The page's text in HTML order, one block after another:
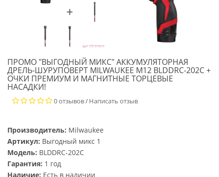
ПРОМО "ВЫГОДНЫЙ МИКС" АККУМУЛЯТОРНАЯ
ДРЕЛЬ-ШУРУПОВЕРТ MILWAUKEE M12 BLDDRC-202C +
ОЧКИ ПРЕМИУМ И МАГНИТНЫЕ ТОРЦЕВЫЕ
НАСАДКИ!
0 отзывов/ Написать отзыв
Производитель: Milwaukee
Артикул: Выгодный микс 1
Модель: BLDDRC-202C
Гарантия: 1 год
Наличие: Есть в наличии